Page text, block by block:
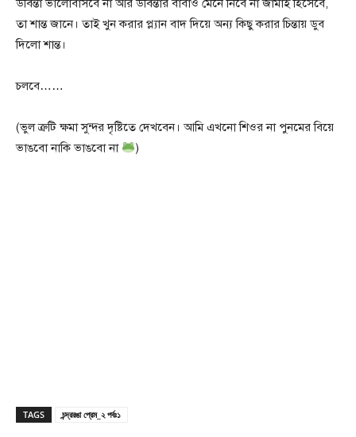
উর্বিন্তা ভালোবাসবে না আর উর্বিন্তার বাবাও মেনে নিবে না জামাই হিসেবে,
তা শান্ত জানে। তাই খুন করার প্ল্যান বাদ দিয়ে অন্য কিছু করার চিন্তায় ডুব
দিলো‌ শান্ত।
চলবে……
(ভুল ত্রুটি ক্ষমা সুন্দর দৃষ্টিতে দেখবেন। আমি এখনো শিওর না পুনমের বিয়ে
ভাঙবো‌ নাকি ভাঙবো না
)
TAGS চন্দ্ররঙা প্রেম_২ পর্বঃ১